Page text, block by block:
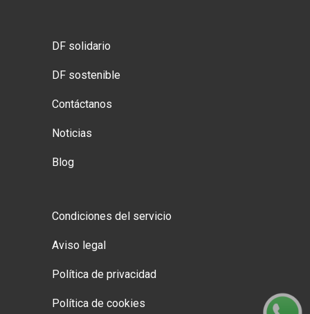
DF solidario
DF sostenible
Contáctanos
Noticias
Blog
Condiciones del servicio
Aviso legal
Política de privacidad
Política de cookies